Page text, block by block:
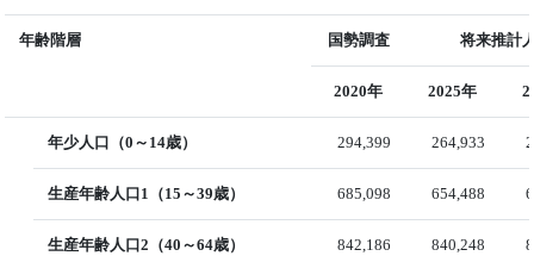
年齢階層 国勢調査 将来推計
2020年 2025年
年少人口（0～14歳） 294,399 264,933
生産年齢人口1（15～39歳） 685,098 654,488
生産年齢人口2（40～64歳） 842,186 840,248